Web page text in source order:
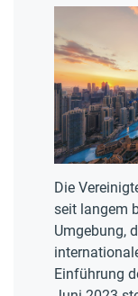
Die
seit langem
Umgebung,
Einführung